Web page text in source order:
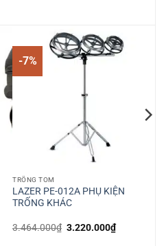
-7%
TRỐNG TOM
LAZER PE-012A PHỤ KIỆN
TRỐNG KHÁC
3.464.000₫ Giá
3.220.000₫Giá
hiện